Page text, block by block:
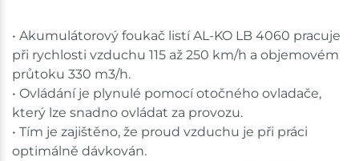
• Akumulátorový foukač listí AL-KO LB 4060 pracuje
při rychlosti vzduchu 115 až 250 km/h a objemovém
průtoku 330 m3/h.
• Ovládání je plynulé pomocí otočného ovladače,
který lze snadno ovládat za provozu.
• Tím je zajištěno, že proud vzduchu je při práci
optimálně dávkován.